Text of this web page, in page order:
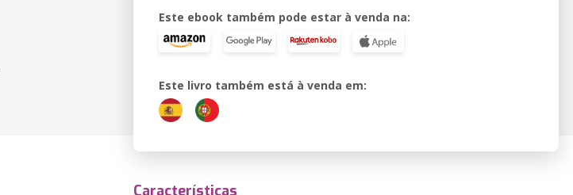
Este ebook também pode estar à venda na:
Este livro também está à venda em:
Características